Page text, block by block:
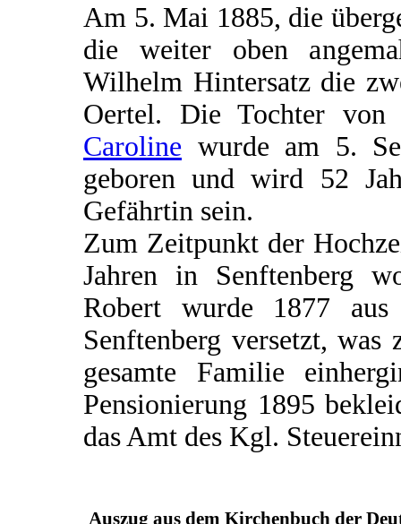
Am 5. Mai 1885, die
die weiter oben
Wilhelm Hintersatz die
Oertel. Die Tochter
Caroline wurde am 5.
geboren und wird 52
Gefährtin sein.
Zum Zeitpunkt der
Jahren in Senftenberg
Robert wurde 1877 aus
Senftenberg versetzt,
gesamte Familie
Pensionierung 1895
das Amt des Kgl.
Auszug aus dem Kirchenbuch der